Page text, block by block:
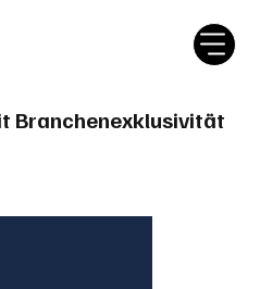
Branchenexklusivität